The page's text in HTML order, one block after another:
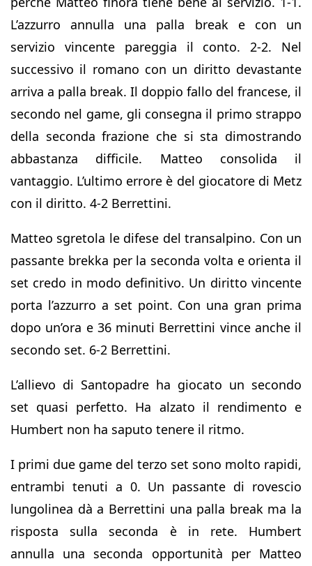
L’azzurro annulla una palla break e con un
servizio vincente pareggia il conto. 2-2. Nel
successivo il romano con un diritto devastante
arriva a palla break. Il doppio fallo del francese, il
secondo nel game, gli consegna il primo strappo
della seconda frazione che si sta dimostrando
abbastanza difficile. Matteo consolida il
vantaggio. L’ultimo errore è del giocatore di Metz
con il diritto. 4-2 Berrettini.
Matteo sgretola le difese del transalpino. Con un
passante brekka per la seconda volta e orienta il
set credo in modo definitivo. Un diritto vincente
porta l’azzurro a set point. Con una gran prima
dopo un’ora e 36 minuti Berrettini vince anche il
secondo set. 6-2 Berrettini.
L’allievo di Santopadre ha giocato un secondo
set quasi perfetto. Ha alzato il rendimento e
Humbert non ha saputo tenere il ritmo.
I primi due game del terzo set sono molto rapidi,
entrambi tenuti a 0. Un passante di rovescio
lungolinea dà a Berrettini una palla break ma la
risposta sulla seconda è in rete. Humbert
annulla una seconda opportunità per Matteo